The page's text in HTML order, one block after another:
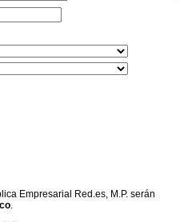
Empresarial Red.es, M.P. serán
.